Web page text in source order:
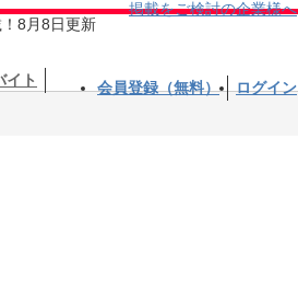
8月8日更新
掲載をご検討の企業様へ
イト 会員登録（無料） ログイン